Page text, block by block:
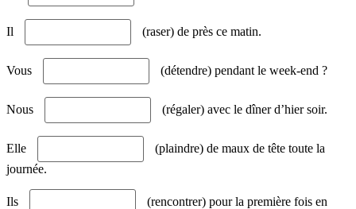
Il (raser) de près ce matin.
Vous (détendre) pendant le week-end ?
Nous (régaler) avec le dîner d’hier soir.
Elle
(plaindre) de maux de tête toute la
journée.
Ils
(rencontrer) pour la première fois en